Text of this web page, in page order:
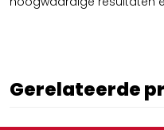
Gerelateerde